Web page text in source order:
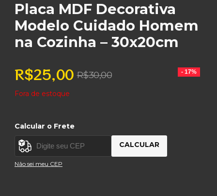
Placa MDF Decorativa
Modelo Cuidado Homem
na Cozinha – 30x20cm
- 17%
R$30,00O
R$25,00
O
Fora de estoque
Calcular o Frete
CALCULAR
Não sei meu CEP